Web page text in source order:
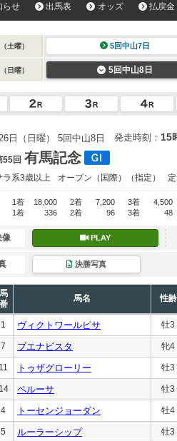
らせ 出馬表 オッズ 払戻金
（土曜） 5回中山7日
（日曜） 5回中山8日
日（日曜） 5回中山8日 発走時刻： 15
55回 有馬記念
ラ系3歳以上 オープン （国際）（指定）
1着 18,000 2着 7,200 3着
4,500
1着 336 2着 96 3着 48
像 PLAY
決勝写真
馬
番
馬名 性齢
1 ヴィクトワールピサ 牡3
7 ブエナビスタ 牝4
11 トゥザグローリー 牡3
14 ペルーサ 牡3
4 トーセンジョーダン 牡4
5 ルーラーシップ 牡3